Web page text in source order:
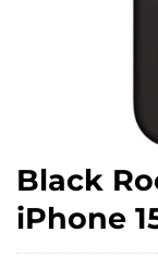
Black
iPhone